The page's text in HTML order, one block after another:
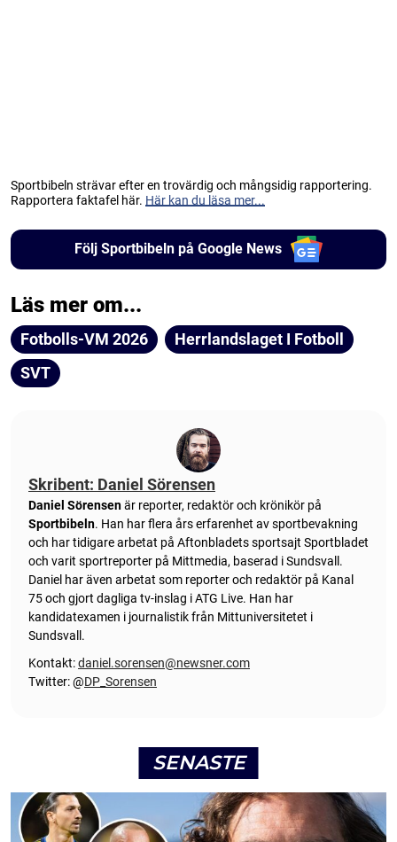
Sportbibeln strävar efter en trovärdig och mångsidig rapportering.
Rapportera faktafel här. Här kan du läsa mer...
Följ Sportbibeln på Google News
Läs mer om...
Fotbolls-VM 2026
Herrlandslaget I Fotboll
SVT
Skribent: Daniel Sörensen
Daniel Sörensenär reporter, redaktör och krönikör på
Sportbibeln. Han har flera års erfarenhet av sportbevakning
och har tidigare arbetat på Aftonbladets sportsajt Sportbladet
och varit sportreporter på Mittmedia, baserad i Sundsvall.
Daniel har även arbetat som reporter och redaktör på Kanal
75 och gjort dagliga tv-inslag i ATG Live. Han har
kandidatexamen i journalistik från Mittuniversitetet i
Sundsvall.
Kontakt:daniel.sorensen@newsner.com
Twitter: @DP_Sorensen
SENASTE